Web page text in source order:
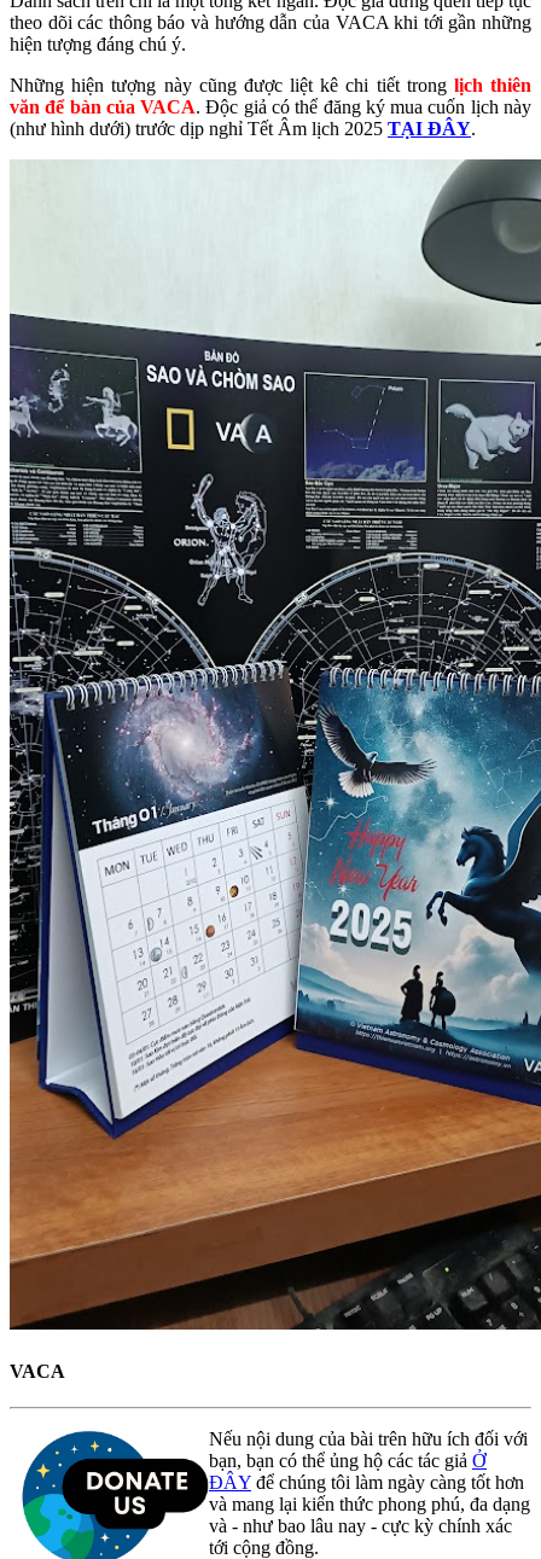
theo dõi các thông báo và hướng dẫn của VACA khi tới gần những
hiện tượng đáng chú ý.
Những hiện tượng này cũng được liệt kê chi tiết tronglịch thiên
văn để bàn của VACA. Độc giả có thể đăng ký mua cuốn lịch này
(như hình dưới) trước dịp nghỉ Tết Âm lịch 2025 TẠI ĐÂY.
VACA
Nếu nội dung của bài trên hữu ích đối với
bạn, bạn có thể ủng hộ các tác giả Ở
ĐÂY để chúng tôi làm ngày càng tốt hơn
và mang lại kiến thức phong phú, đa dạng
và - như bao lâu nay - cực kỳ chính xác
tới cộng đồng.